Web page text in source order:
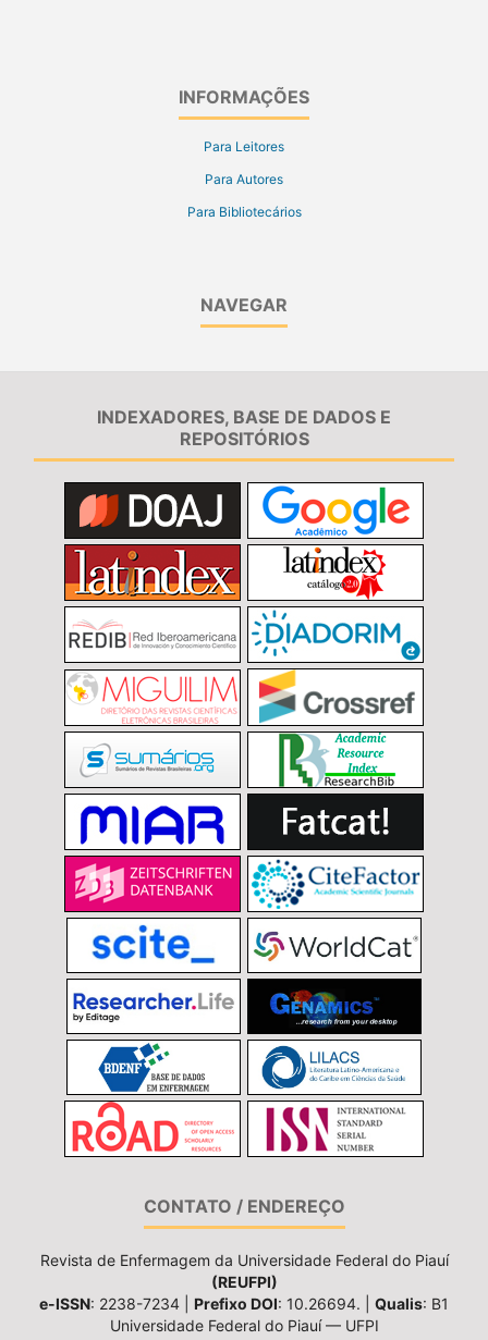
INFORMAÇÕES
Para Leitores
Para Autores
Para Bibliotecários
NAVEGAR
INDEXADORES, BASE DE DADOS E
REPOSITÓRIOS
CONTATO / ENDEREÇO
Revista de Enfermagem da Universidade Federal do Piauí
(REUFPI)
e-ISSN: 2238-7234 | Prefixo DOI: 10.26694. | Qualis: B1
Universidade Federal do Piauí — UFPI